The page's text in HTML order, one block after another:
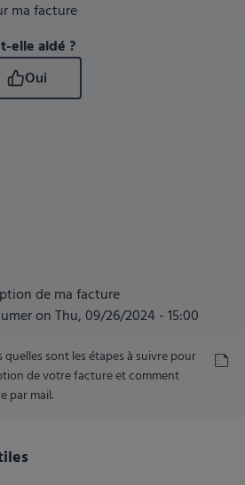
ma facture
elle aidé ?
Oui
de ma facture
on Thu, 09/26/2024 - 15:00
sont les étapes à suivre pour
de votre facture et comment
par mail.